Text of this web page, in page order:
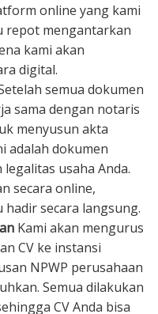
online yang kami
repot mengantarkan
kami akan
digital.
semua dokumen
sama dengan notaris
menyusun akta
adalah dokumen
usaha Anda.
secara online,
secara langsung.
Kami akan mengurus
CV ke instansi
NPWP perusahaan
Semua dilakukan
CV Anda bisa